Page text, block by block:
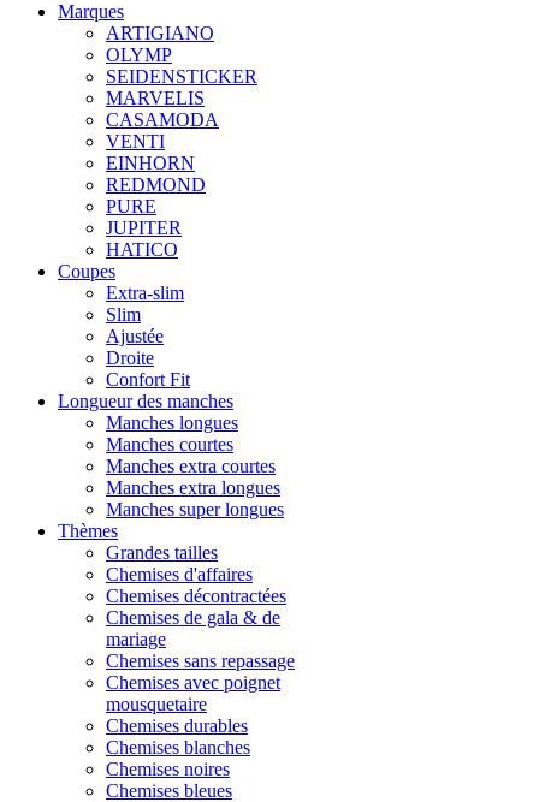
Marques
ARTIGIANO
OLYMP
SEIDENSTICKER
MARVELIS
CASAMODA
VENTI
EINHORN
REDMOND
PURE
JUPITER
HATICO
Coupes
Extra-slim
Slim
Ajustée
Droite
Confort Fit
Longueur des manches
Manches longues
Manches courtes
Manches extra courtes
Manches extra longues
Manches super longues
Thèmes
Grandes tailles
Chemises d'affaires
Chemises décontractées
Chemises de gala & de
mariage
Chemises sans repassage
Chemises avec poignet
mousquetaire
Chemises durables
Chemises blanches
Chemises noires
Chemises bleues